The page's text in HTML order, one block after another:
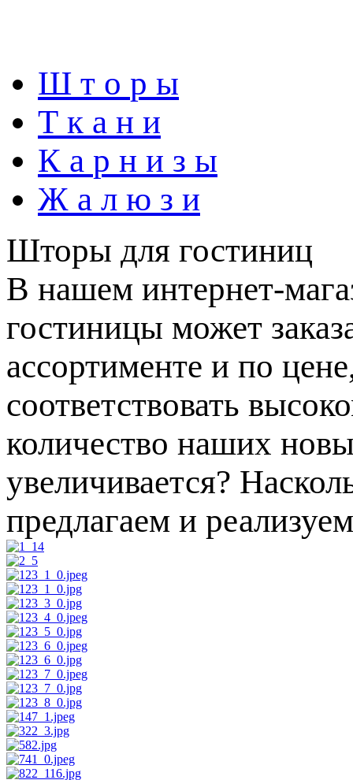
Ш т о р ы
Т к а н и
К а р н и з ы
Ж а л ю з и
Шторы для гостиниц
В нашем интернет-
гостиницы может
ассортименте и по
соответствовать
количество наших
увеличивается?
предлагаем и